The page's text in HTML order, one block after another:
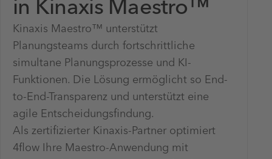
in Kinaxis Maestro™
Kinaxis Maestro™ unterstützt
Planungsteams durch fortschrittliche
simultane Planungsprozesse und KI-
Funktionen. Die Lösung ermöglicht so End-
to-End-Transparenz und unterstützt eine
agile Entscheidungsfindung.
Als zertifizierter Kinaxis-Partner optimiert
4flow Ihre Maestro-Anwendung mit